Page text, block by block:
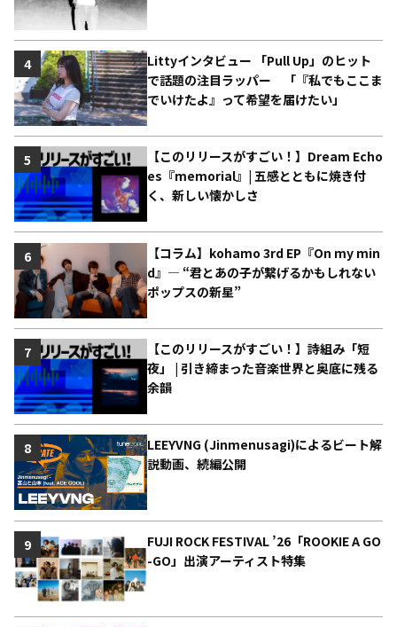
Littyインタビュー 「Pull Up」のヒット
で話題の注目ラッパー 「『私でもここま
でいけたよ』って希望を届けたい」
4
【このリリースがすごい！】Dream Echo
es『memorial』| 五感とともに焼き付
く、新しい懐かしさ
5
【コラム】kohamo 3rd EP『On my min
d』― “君とあの子が繋げるかもしれない
ポップスの新星”
6
【このリリースがすごい！】詩組み「短
夜」 | 引き締まった音楽世界と奥底に残る
余韻
7
LEEYVNG (Jinmenusagi)によるビート解
説動画、続編公開
8
FUJI ROCK FESTIVAL ’26「ROOKIE A GO
-GO」出演アーティスト特集
9